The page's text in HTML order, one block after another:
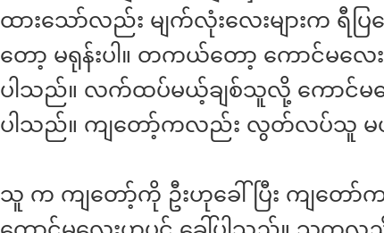
ထားသော်လည်း မျက်လုံးလေးများက ရီပ
တော့ မရုန်းပါ။ တကယ်တော့ ကောင်မလေ
ပါသည်။ လက်ထပ်မယ့်ချစ်သူလို့ ကောင်မလ
ပါသည်။ ကျတော့်ကလည်း လွတ်လပ်သူ မ
သူ က ကျတော့်ကို ဦးဟုခေါ်ပြီး ကျတေ